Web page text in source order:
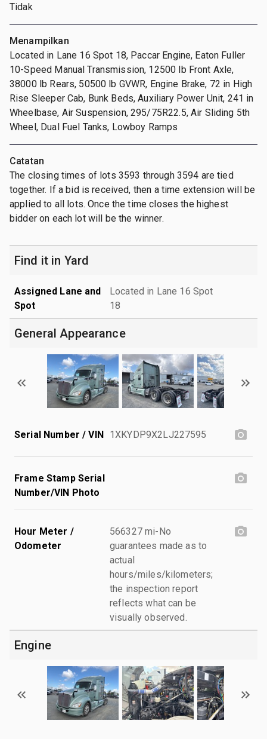
Tidak
Menampilkan
Located in Lane 16 Spot 18, Paccar Engine, Eaton Fuller
10-Speed Manual Transmission, 12500 lb Front Axle,
38000 lb Rears, 50500 lb GVWR, Engine Brake, 72 in High
Rise Sleeper Cab, Bunk Beds, Auxiliary Power Unit, 241 in
Wheelbase, Air Suspension, 295/75R22.5, Air Sliding 5th
Wheel, Dual Fuel Tanks, Lowboy Ramps
Catatan
The closing times of lots 3593 through 3594 are tied
together. If a bid is received, then a time extension will be
applied to all lots. Once the time closes the highest
bidder on each lot will be the winner.
Find it in Yard
Assigned Lane and
Spot
Located in Lane 16 Spot
18
General Appearance
Serial Number / VIN 1XKYDP9X2LJ227595
Frame Stamp Serial
Number/VIN Photo
Hour Meter /
Odometer
566327 mi-No
guarantees made as to
actual
hours/miles/kilometers;
the inspection report
reflects what can be
visually observed.
Engine